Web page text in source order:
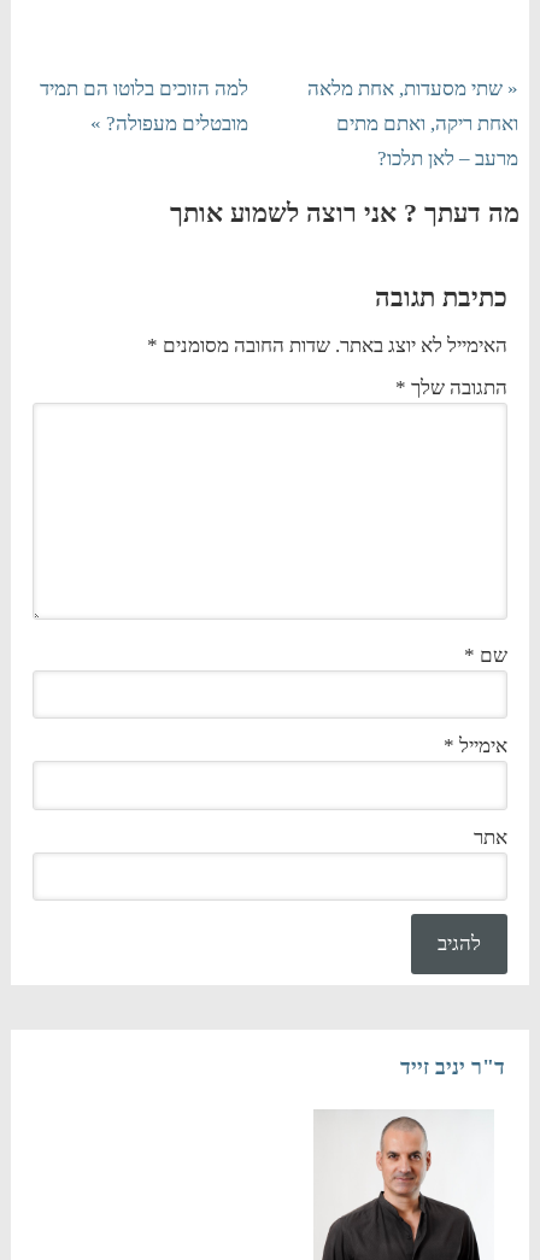
« שתי מסעדות, אחת מלאה
ואחת ריקה, ואתם מתים
מרעב – לאן תלכו?
למה הזוכים בלוטו הם תמיד
מובטלים מעפולה? »
מה דעתך ? אני רוצה לשמוע אותך
כתיבת תגובה
האימייל לא יוצג באתר. שדות החובה מסומנים *
התגובה שלך *
שם *
אימייל *
אתר
ד"ר יניב זייד